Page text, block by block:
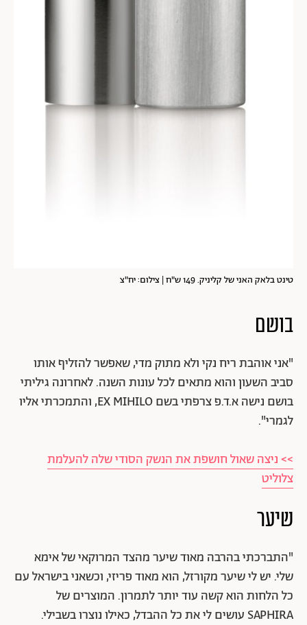
טינט בלאק האני של קליניק. 149 ש"ח | צילום: יח"צ
בושם
"אני אוהבת ריח נקי ולא מתוק מדי, שאפשר להזליף אותו
סביב השעון והוא מתאים לכל עונות השנה. לאחרונה גיליתי
בושם נישה א.ד.פ צרפתי בשם EX MIHILO, והתמכרתי אליו
לגמרי".
>> ניצה שאול חושפת את הנשק הסודי שלה להעלמת
צלוליט
שיער
"התברכתי בהרבה מאוד שיער מהצד המרוקאי של אימא
שלי. יש לי שיער מקורזל, הוא מאוד פריזי, וכשאני בישראל עם
כל הלחות הוא קשה עוד יותר לתמרון. המוצרים של
SAPHIRA עושים לי את כל ההבדל, כאילו נוצרו בשבילי.